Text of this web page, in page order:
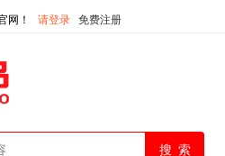
网！ 请登录 免费注册